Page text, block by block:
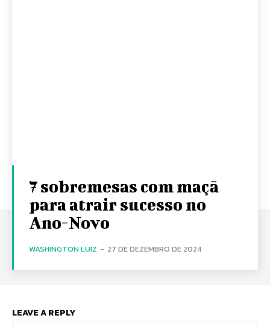
7 sobremesas com maçã
para atrair sucesso no
Ano-Novo
WASHINGTON LUIZ - 27 DE DEZEMBRO DE 2024
LEAVE A REPLY